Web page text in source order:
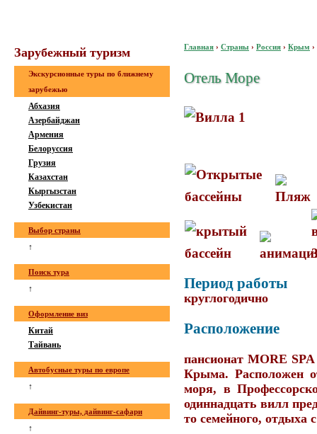
Главная › Страны › Россия › Крым ›
Отель Море
Период работы
круглогодично
Расположение
пансионатMORE
Крыма. Расположен
моря, в
одиннадцать вилл
то семейного, отдыха
Зaрубeжный туризм
Экскурсионные туры по ближнему
зарубежью
Абхазия
Азербайджан
Армения
Белоруссия
Грузия
Казахстан
Кыргызстан
Узбекистан
Выбор страны
↑
Поиск тура
↑
Оформление виз
Китай
Тайвань
Автобусные туры по европе
↑
Дайвинг-туры, дайвинг-сафари
↑